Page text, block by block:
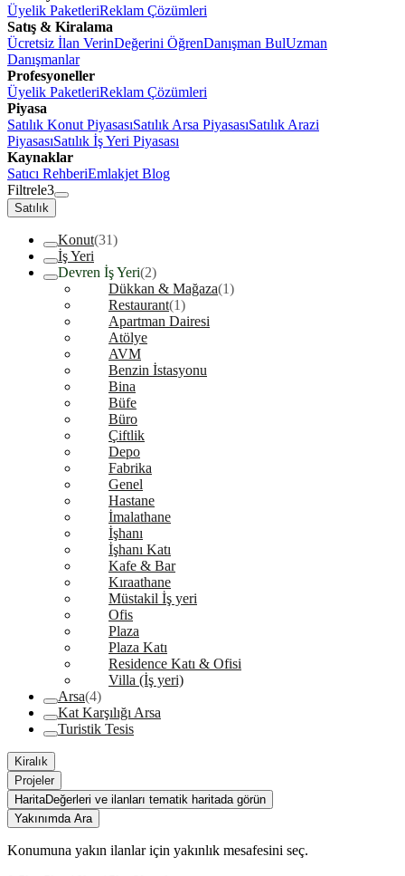
Üyelik PaketleriReklam Çözümleri
Satış & Kiralama
Ücretsiz İlan VerinDeğerini ÖğrenDanışman BulUzman
Danışmanlar
Profesyoneller
Üyelik PaketleriReklam Çözümleri
Piyasa
Satılık Konut PiyasasıSatılık Arsa PiyasasıSatılık Arazi
PiyasasıSatılık İş Yeri Piyasası
Kaynaklar
Satıcı RehberiEmlakjet Blog
Filtrele3
Satılık
Konut(31)
İş Yeri
Devren İş Yeri(2)
Dükkan & Mağaza(1)
Restaurant(1)
Apartman Dairesi
Atölye
AVM
Benzin İstasyonu
Bina
Büfe
Büro
Çiftlik
Depo
Fabrika
Genel
Hastane
İmalathane
İşhanı
İşhanı Katı
Kafe & Bar
Kıraathane
Müstakil İş yeri
Ofis
Plaza
Plaza Katı
Residence Katı & Ofisi
Villa (İş yeri)
Arsa(4)
Kat Karşılığı Arsa
Turistik Tesis
Kiralık
Projeler
HaritaDeğerleri ve ilanları tematik haritada görün
Yakınımda Ara
Konumuna yakın ilanlar için yakınlık mesafesini seç.